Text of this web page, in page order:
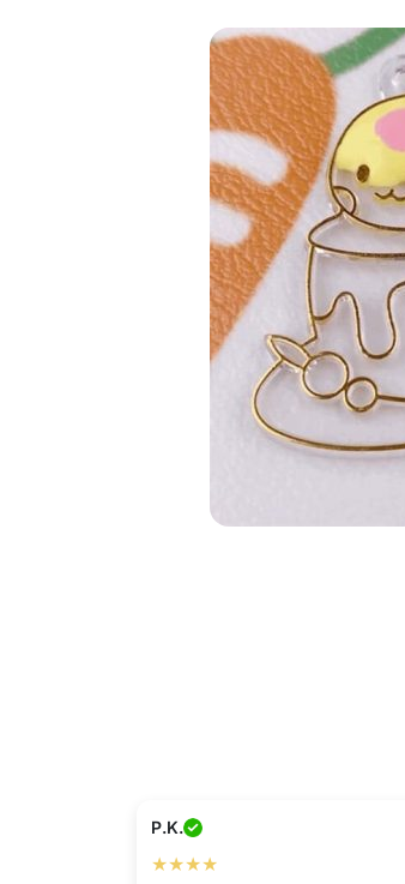
P.K.
★★★★